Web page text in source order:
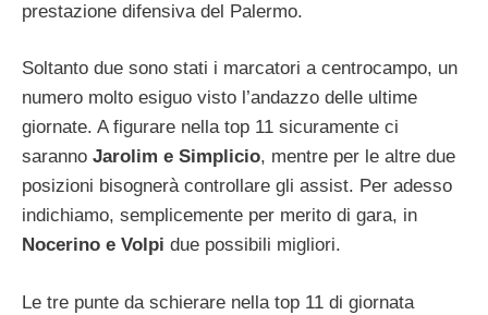
prestazione difensiva del Palermo.
Soltanto due sono stati i marcatori a centrocampo, un
numero molto esiguo visto l’andazzo delle ultime
giornate. A figurare nella top 11 sicuramente ci
saranno Jarolim e Simplicio, mentre per le altre due
posizioni bisognerà controllare gli assist. Per adesso
indichiamo, semplicemente per merito di gara, in
Nocerino e Volpi due possibili migliori.
Le tre punte da schierare nella top 11 di giornata